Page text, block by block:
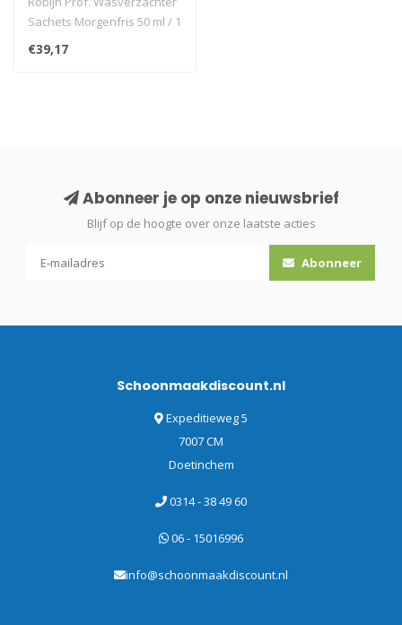
50 ml / 1 wasbeurt - ds
Sachets Morgenfris 50 ml / 1
wasbeurt..
€39,17
Abonneer je op onze nieuwsbrief
Blijf op de hoogte over onze laatste acties
Abonneer
Schoonmaakdiscount.nl
Expeditieweg 5
7007 CM
Doetinchem
0314 - 38 49 60
06 - 15016996
info@schoonmaakdiscount.nl